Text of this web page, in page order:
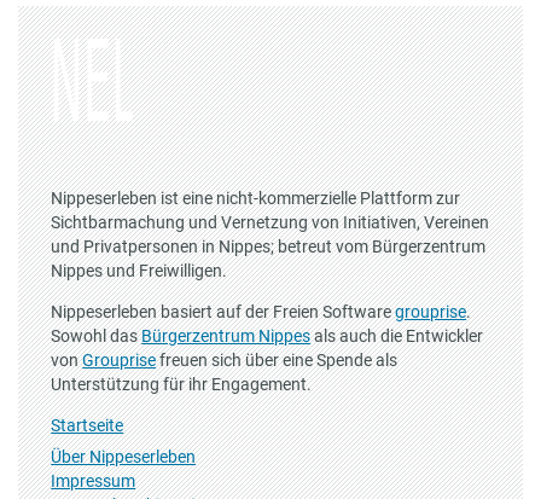
Nippeserleben ist eine nicht-kommerzielle Plattform zur
Sichtbarmachung und Vernetzung von Initiativen, Vereinen
und Privatpersonen in Nippes; betreut vom Bürgerzentrum
Nippes und Freiwilligen.
Nippeserleben basiert auf der Freien Softwaregrouprise.
Sowohl dasBürgerzentrum Nippesals auch die Entwickler
vonGrouprisefreuen sich über eine Spende als
Unterstützung für ihr Engagement.
Startseite
Über Nippeserleben
Impressum